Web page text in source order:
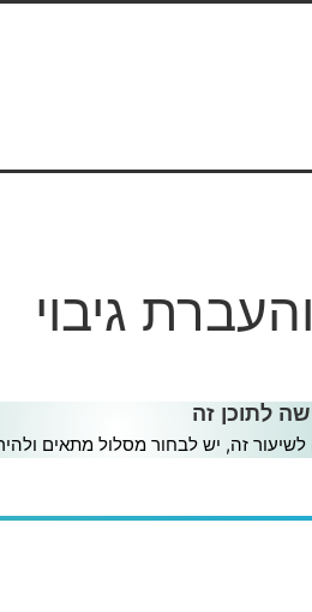
גיבוי
לתוכן זה
זה, יש לבחור מסלול מתאים